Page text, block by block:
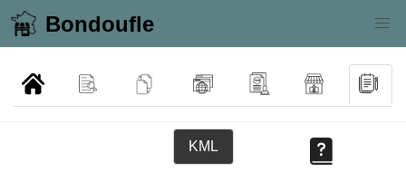
Bondoufle
KML